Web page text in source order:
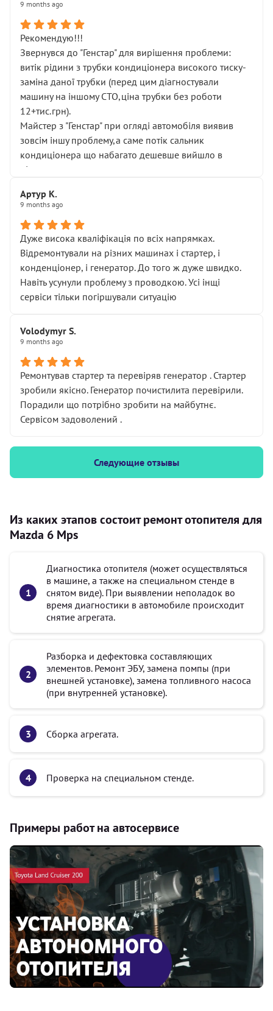
9 months ago
Рекомендую!!!
Звернувся до "Генстар" для вирішення проблеми:
витік рідини з трубки кондиціонера високого тиску-
заміна даної трубки (перед цим діагностували
машину на іншому СТО,ціна трубки без роботи
12+тис.грн).
Майстер з "Генстар" при огляді автомобіля виявив
зовсім іншу проблему,а саме потік сальник
кондиціонера що набагато дешевше вийшло в
підсумку.
Артур К.
9 months ago
Дуже висока кваліфікація по всіх напрямках.
Відремонтували на різних машинах і стартер, і
конденціонер, і генератор. До того ж дуже швидко.
Навіть усунули проблему з проводкою. Усі інщі
сервіси тільки погіршували ситуацію
Volodymyr S.
9 months ago
Ремонтував стартер та перевіряв генератор . Стартер
зробили якісно. Генератор почистилита перевірили.
Порадили що потрібно зробити на майбутнє.
Сервісом задоволений .
Следующие отзывы
Из каких этапов состоит ремонт отопителя для
Mazda 6 Mps
Диагностика отопителя (может осуществляться
в машине, а также на специальном стенде в
снятом виде). При выявлении неполадок во
время диагностики в автомобиле происходит
снятие агрегата.
Разборка и дефектовка составляющих
элементов. Ремонт ЭБУ, замена помпы (при
внешней установке), замена топливного насоса
(при внутренней установке).
Сборка агрегата.
Проверка на специальном стенде.
Примеры работ на автосервисе